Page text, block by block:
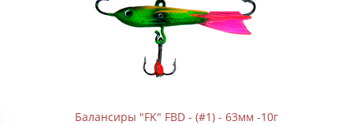
Балансиры "FK" FBD - (#1) - 63мм -10г